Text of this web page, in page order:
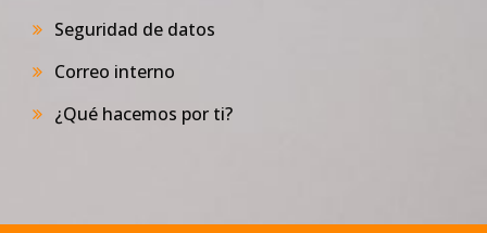
Seguridad de datos
Correo interno
¿Qué hacemos por ti?